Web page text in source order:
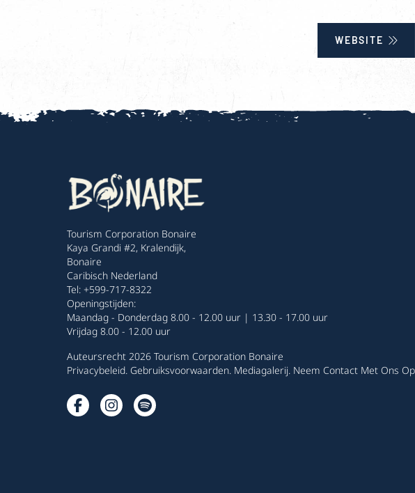
WEBSITE
Tourism Corporation Bonaire
Kaya Grandi #2, Kralendijk,
Bonaire
Caribisch Nederland
Tel: +599-717-8322
Openingstijden:
Maandag - Donderdag 8.00 - 12.00 uur | 13.30 - 17.00 uur
Vrijdag 8.00 - 12.00 uur
Auteursrecht 2026 Tourism Corporation Bonaire
Privacybeleid. Gebruiksvoorwaarden. Mediagalerij. Neem Contact Met Ons Op